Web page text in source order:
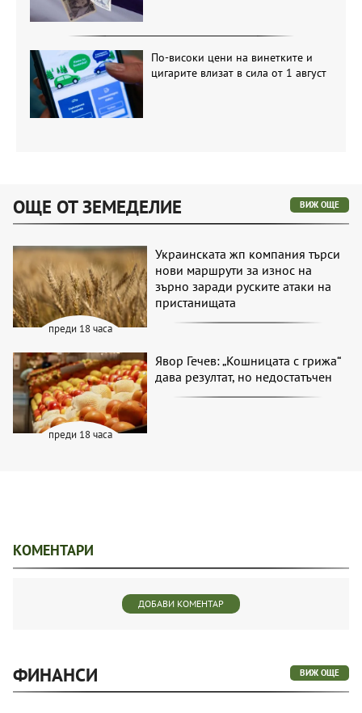
По-високи цени на винетките и
цигарите влизат в сила от 1 август
ОЩЕ ОТ ЗЕМЕДЕЛИЕ ВИЖ ОЩЕ
преди 18 часа
Украинската жп компания търси
нови маршрути за износ на
зърно заради руските атаки на
пристанищата
преди 18 часа
Явор Гечев: „Кошницата с грижа“
дава резултат, но недостатъчен
КОМЕНТАРИ
ДОБАВИ КОМЕНТАР
ФИНАНСИ ВИЖ ОЩЕ